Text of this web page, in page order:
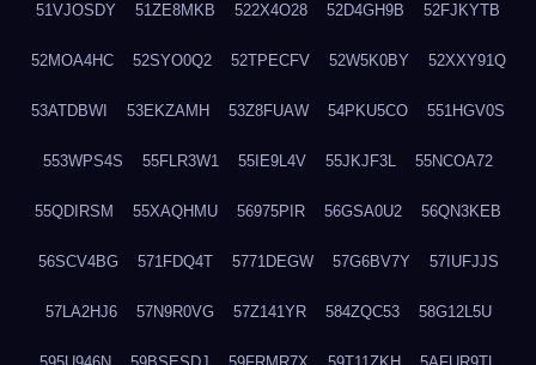
51VJOSDY 51ZE8MKB 522X4O28 52D4GH9B 52FJKYTB
52MOA4HC 52SYO0Q2 52TPECFV 52W5K0BY 52XXY91Q
53ATDBWI 53EKZAMH 53Z8FUAW 54PKU5CO 551HGV0S
553WPS4S 55FLR3W1 55IE9L4V 55JKJF3L 55NCOA72
55QDIRSM 55XAQHMU 56975PIR 56GSA0U2 56QN3KEB
56SCV4BG 571FDQ4T 5771DEGW 57G6BV7Y 57IUFJJS
57LA2HJ6 57N9R0VG 57Z141YR 584ZQC53 58G12L5U